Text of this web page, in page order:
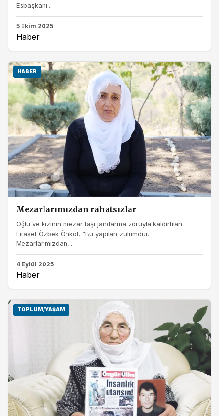
Eşbaşkanı...
5 Ekim 2025
Haber
HABER
Mezarlarımızdan rahatsızlar
Oğlu ve kızının mezar taşı jandarma zoruyla kaldırtılan
Firaset Özbek Önkol, “Bu yapılan zulümdür.
Mezarlarımızdan,...
4 Eylül 2025
Haber
TOPLUM/YAŞAM